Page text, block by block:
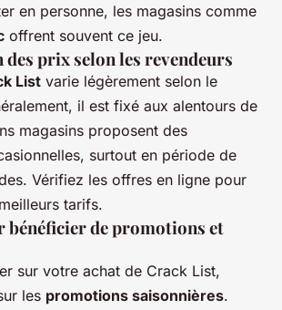
en personne, les magasins comme
offrent souvent ce jeu.
prix selon les revendeurs
List varie légèrement selon le
il est fixé aux alentours de
magasins proposent des
surtout en période de
Vérifiez les offres en ligne pour
tarifs.
bénéficier de promotions et
sur votre achat de Crack List,
les promotions saisonnières.